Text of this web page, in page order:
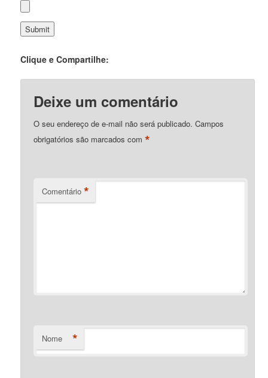
Clique e Compartilhe:
Deixe um comentário
O seu endereço de e-mail não será publicado. Campos
obrigatórios são marcados com*
Comentário *
Nome *